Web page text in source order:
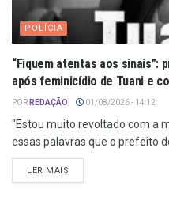
POLÍCIA
“Fiquem atentas aos sinais”:
após feminicídio de Tuani e
POR REDAÇÃO 01/08/2026 - 14:12
"Estou muito revoltado com a
essas palavras que o prefeito
LER MAIS